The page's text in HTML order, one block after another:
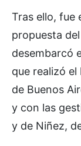
Tras ello, fue
propuesta
desembarcó
que realizó
de Buenos
y con las
y de Niñez,